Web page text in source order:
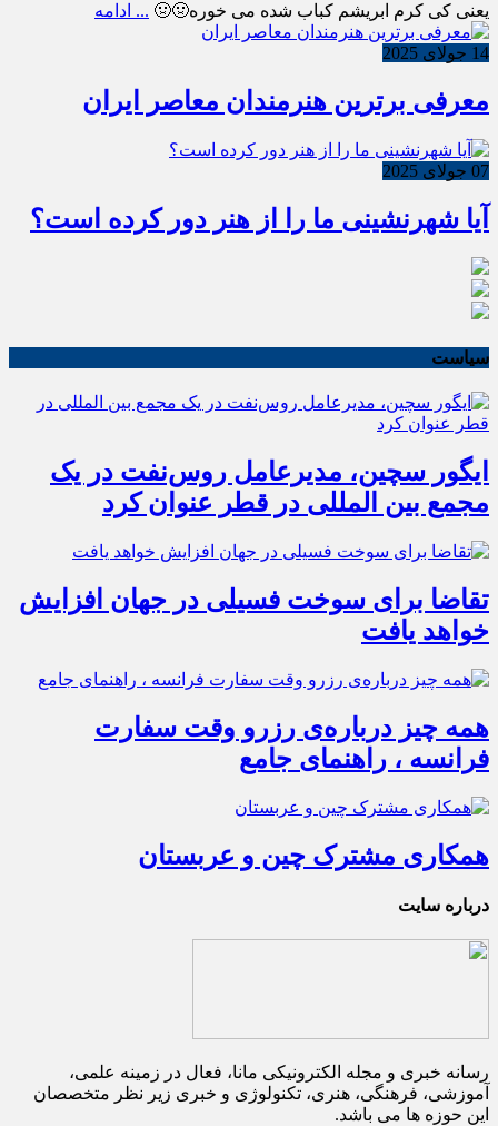
یعنی کی کرم ابریشم کباب شده می خوره🤢🤢 ... ادامه
14 جولای 2025
معرفی برترین هنرمندان معاصر ایران
07 جولای 2025
آیا شهرنشینی ما را از هنر دور کرده است؟
سیاست
ایگور سچین، مدیرعامل روس‌نفت در یک
مجمع بین المللی در قطر عنوان کرد
تقاضا برای سوخت فسیلی در جهان افزایش
خواهد یافت
همه چیز درباره‌ی رزرو وقت سفارت
فرانسه ، راهنمای جامع
همکاری مشترک چین و عربستان
درباره سایت
رسانه خبری و مجله الکترونیکی مانا، فعال در زمینه علمی،
آموزشی، فرهنگی، هنری، تکنولوژی و خبری زیر نظر متخصصان
این حوزه ها می باشد.